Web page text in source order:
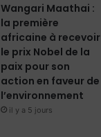
Wangari Maathai :
la première
africaine à recevoir
le prix Nobel de la
paix pour son
action en faveur de
l’environnement
il y a 5 jours